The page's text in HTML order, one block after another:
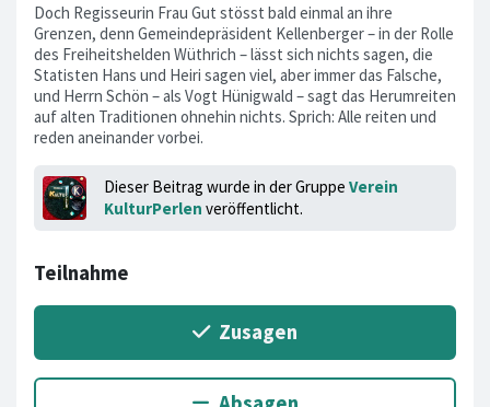
Doch Regisseurin Frau Gut stösst bald einmal an ihre
Grenzen, denn Gemeindepräsident Kellenberger – in der Rolle
des Freiheitshelden Wüthrich – lässt sich nichts sagen, die
Statisten Hans und Heiri sagen viel, aber immer das Falsche,
und Herrn Schön – als Vogt Hünigwald – sagt das Herumreiten
auf alten Traditionen ohnehin nichts. Sprich: Alle reiten und
reden aneinander vorbei.
Dieser Beitrag wurde in der Gruppe Verein
KulturPerlen veröffentlicht.